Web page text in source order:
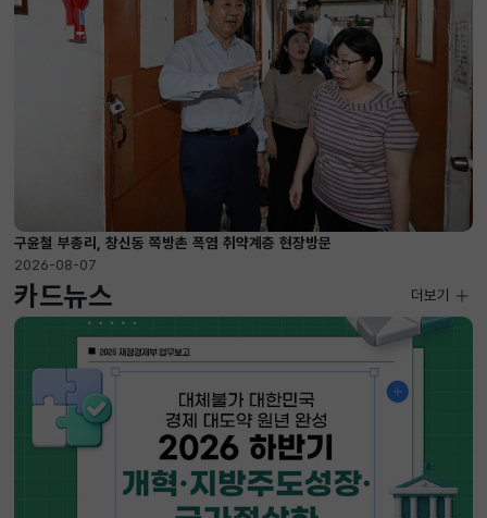
구윤철 부총리, 창신동 쪽방촌 폭염 취약계층 현장방문
2026-08-07
카드뉴스 더보기